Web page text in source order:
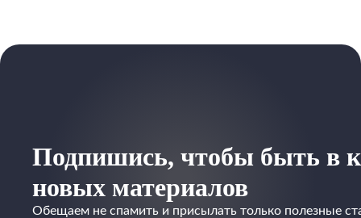
Подпишись, чтобы быть в
новых материалов
Обещаем не спамить и присылать только полезные